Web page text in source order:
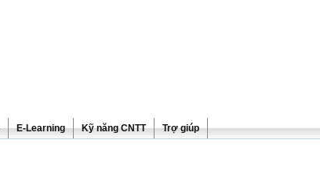
E-Learning Kỹ năng CNTT Trợ giúp